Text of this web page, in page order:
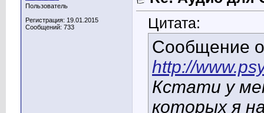
Пользователь
Регистрация: 19.01.2015
Сообщений: 733
Цитата:
Сообщение
http://
Кстати у
которых я